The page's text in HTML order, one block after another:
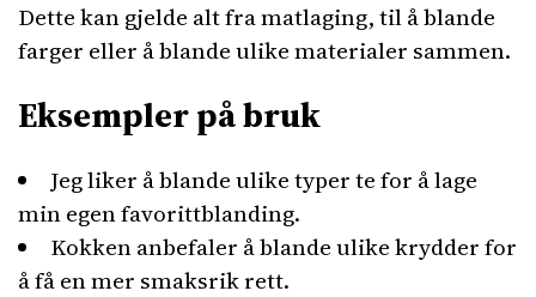
Dette kan gjelde alt fra matlaging, til å blande
farger eller å blande ulike materialer sammen.
Eksempler på bruk
Jeg liker å blande ulike typer te for å lage
min egen favorittblanding.
Kokken anbefaler å blande ulike krydder for
å få en mer smaksrik rett.